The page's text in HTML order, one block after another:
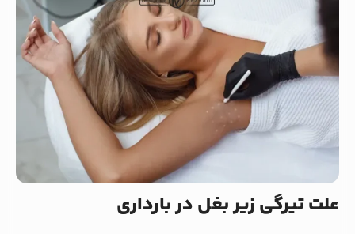
علت تیرگی زیر بغل در بارداری